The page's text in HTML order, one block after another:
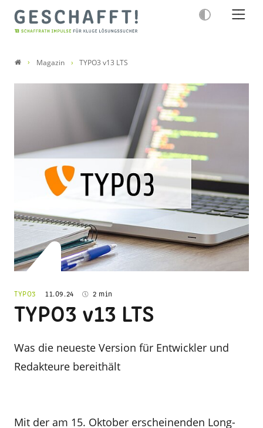
Magazin TYPO3 v13 LTS
TYPO3 11.09.24 2 min
TYPO3 v13 LTS
Was die neueste Version für Entwickler und
Redakteure bereithält
Mit der am 15. Oktober erscheinenden Long-